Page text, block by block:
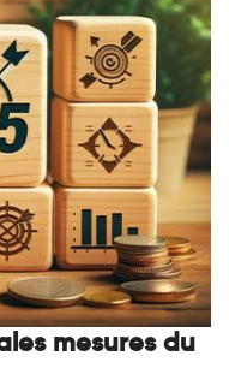
mesures du